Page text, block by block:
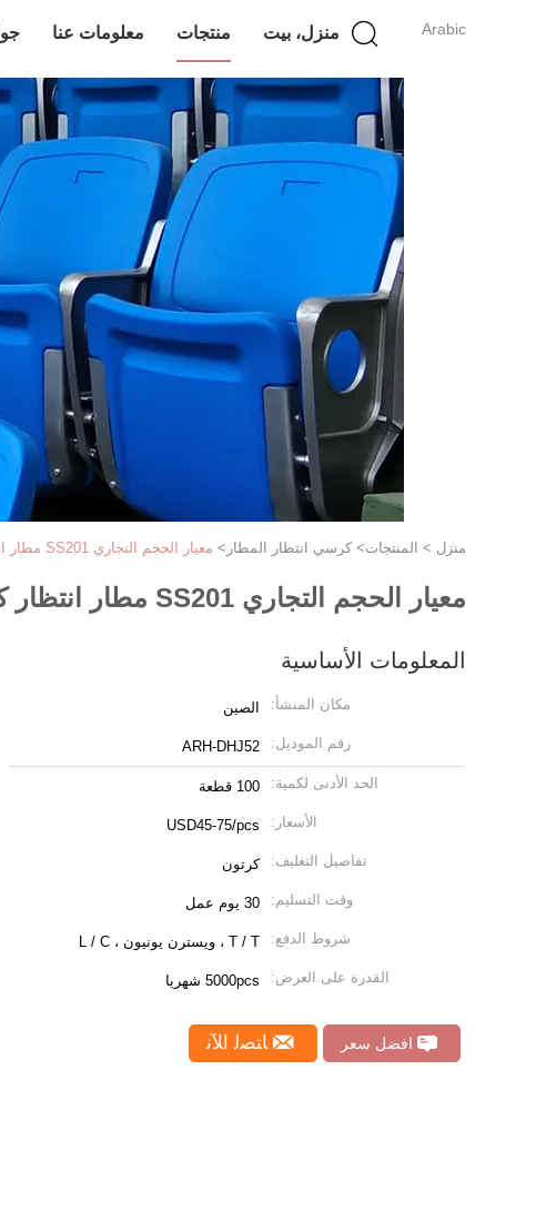
Arabic منزل، بيت منتجات معلومات عنا
منزل > المنتجات> كرسي انتظار المطار > معيار الحجم التجاري SS201 مطار انتظار كرسي مقاومة التآكل
معيار الحجم التجاري SS201 مطار انتظار كرسي مقاومة التآكل
المعلومات الأساسية
مكان المنشأ: الصين
رقم الموديل: ARH-DHJ52
الحد الأدنى لكمية: 100 قطعة
الأسعار: USD45-75/pcs
تفاصيل التغليف: كرتون
وقت التسليم: 30 يوم عمل
شروط الدفع: T / T ، ويسترن يونيون ، L / C
القدرة على العرض: 5000pcs شهريا
افضل سعر ﺎﺘﺼﻟ ﺍﻶﻧ